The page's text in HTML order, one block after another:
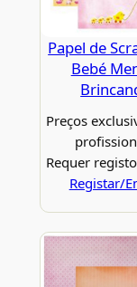
Papel de
Bebé
Preços
Requer
Registar/